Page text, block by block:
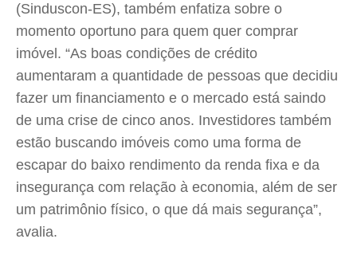
(Sinduscon-ES), também enfatiza sobre o
momento oportuno para quem quer comprar
imóvel. “As boas condições de crédito
aumentaram a quantidade de pessoas que decidiu
fazer um financiamento e o mercado está saindo
de uma crise de cinco anos. Investidores também
estão buscando imóveis como uma forma de
escapar do baixo rendimento da renda fixa e da
insegurança com relação à economia, além de ser
um patrimônio físico, o que dá mais segurança”,
avalia.